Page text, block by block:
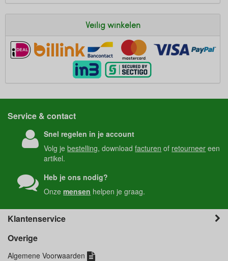
Veilig winkelen
Service & contact
Snel regelen in je account
Volg jebestelling, downloadfacturen of retourneer een
artikel.
Heb je ons nodig?
Onzemensen helpen je graag.
Klantenservice
Overige
Algemene Voorwaarden